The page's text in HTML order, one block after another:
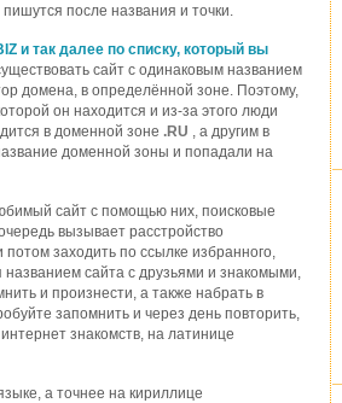
пишутся после названия и точки.
и так далее по списку, который вы
сайт с одинаковым названием
домена, в определённой зоне. Поэтому,
он находится и из-за этого люди
в доменной зоне .RU , а другим в
доменной зоны и попадали на
сайт с помощью них, поисковые
вызывает расстройство
заходить по ссылке избранного,
сайта с друзьями и знакомыми,
и произнести, а также набрать в
запомнить и через день повторить,
знакомств, на латинице
а точнее на кириллице